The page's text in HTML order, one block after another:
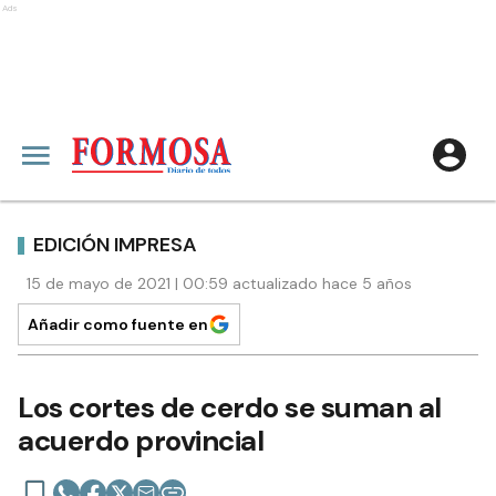
Ads
EDICIÓN IMPRESA
15 de mayo de 2021 | 00:59 actualizado hace 5 años
Añadir como fuente en
Los cortes de cerdo se suman al
acuerdo provincial